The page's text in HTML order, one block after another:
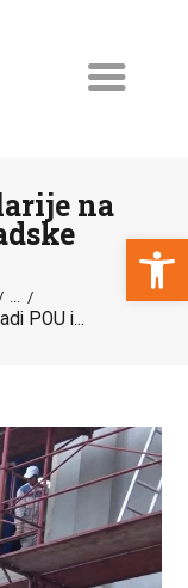
Open toolbar
na
...
POU i...